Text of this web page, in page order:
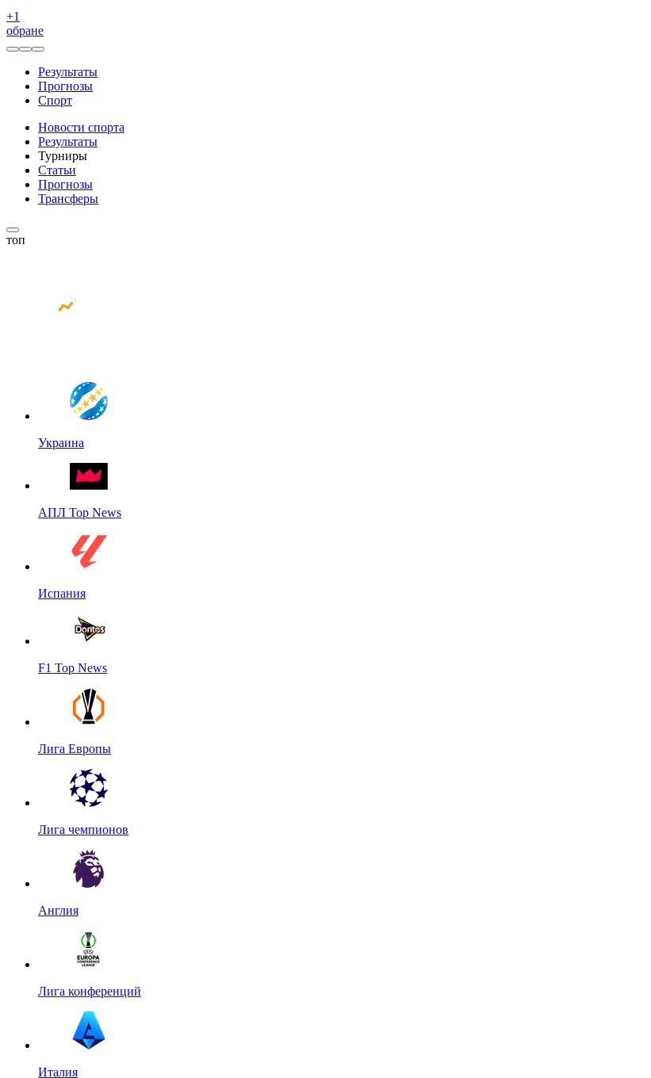
+1
обране
Результаты
Прогнозы
Спорт
Новости спорта
Результаты
Турниры
Статьи
Прогнозы
Трансферы
топ
Украина
АПЛ Top News
Испания
F1 Top News
Лига Европы
Лига чемпионов
Англия
Лига конференций
Италия